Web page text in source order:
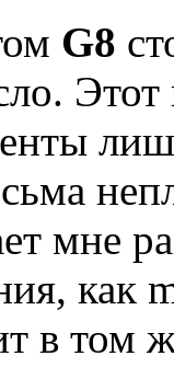
G8
мне
как
в том